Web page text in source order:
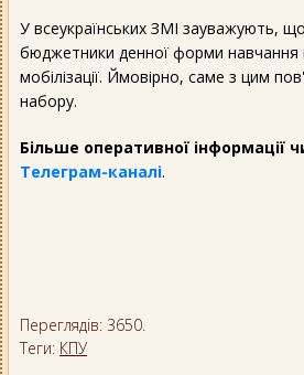
У всеукраїнських ЗМІ зауважують,
бюджетники денної форми навчання
мобілізації. Ймовірно, саме з цим
набору.
Більше оперативної інформації
Телеграм-каналі.
Переглядів: 3650.
Теги: КПУ